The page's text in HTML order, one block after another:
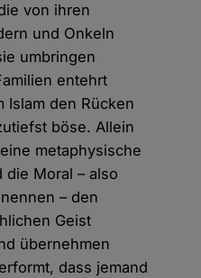
von ihren
und Onkeln
umbringen
entehrt
Islam den Rücken
böse. Allein
metaphysische
die Moral – also
– den
Geist
übernehmen
dass jemand